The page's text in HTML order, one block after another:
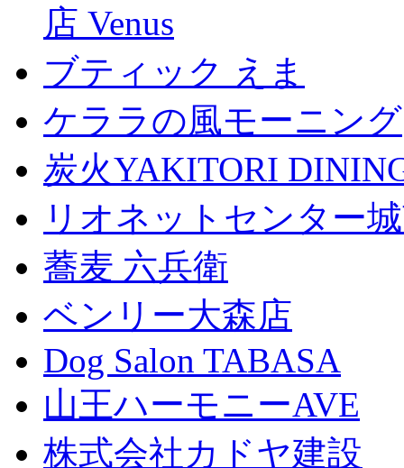
店 Venus
ブティック えま
ケララの風モーニング
炭火YAKITORI
リオネットセンター
蕎麦 六兵衛
ベンリー大森店
Dog Salon TABASA
山王ハーモニーAVE
株式会社カドヤ建設